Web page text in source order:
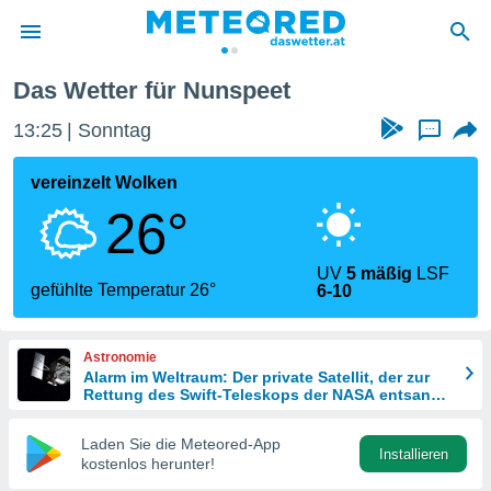
wurde
dass
sind.
diese
Das Wetter für Nunspeet
13:25 Sonntag ...
vereinzelt Wolken
26°
gefühlte Temperatur 26°
UV5 mäßig LSF
6-10
Astronomie
Alarm im Weltraum: Der private Satellit, der zur
Rettung des Swift-Teleskops der NASA entsandt
Laden Sie die Meteored-App
kostenlos herunter!
Installieren